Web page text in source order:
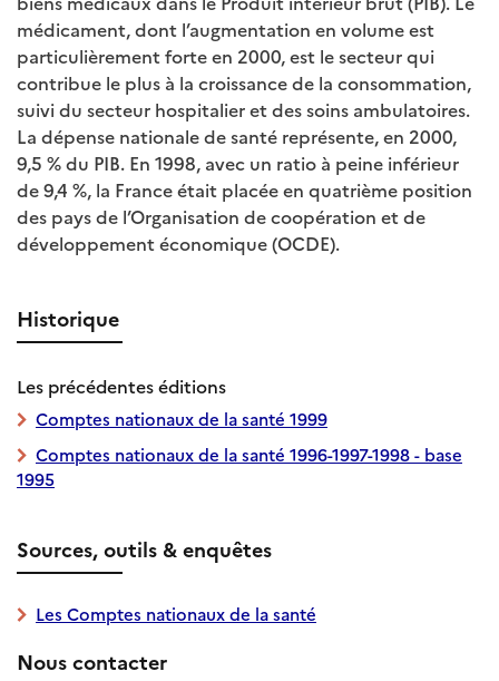
médicament, dont l’augmentation en volume est
particulièrement forte en 2000, est le secteur qui
contribue le plus à la croissance de la consommation,
suivi du secteur hospitalier et des soins ambulatoires.
La dépense nationale de santé représente, en 2000,
9,5 % du PIB. En 1998, avec un ratio à peine inférieur
de 9,4 %, la France était placée en quatrième position
des pays de l’Organisation de coopération et de
développement économique (OCDE).
Historique
Les précédentes éditions
Comptes nationaux de la santé 1999
Comptes nationaux de la santé 1996-1997-1998 - base
1995
Sources, outils & enquêtes
Les Comptes nationaux de la santé
Nous contacter